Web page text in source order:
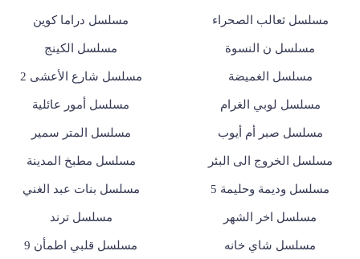
مسلسل ثعالب الصحراء مسلسل دراما كوين
مسلسل ن النسوة مسلسل الكينج
مسلسل الغميضة مسلسل شارع الأعشى 2
مسلسل لوبي الغرام مسلسل أمور عائلية
مسلسل صبر أم أيوب مسلسل المتر سمير
مسلسل الخروج الى البئر مسلسل مطبخ المدينة
مسلسل وديمة وحليمة 5 مسلسل بنات عبد الغني
مسلسل اخر الشهر مسلسل ترند
مسلسل شاي خانه مسلسل قلبي اطمأن 9